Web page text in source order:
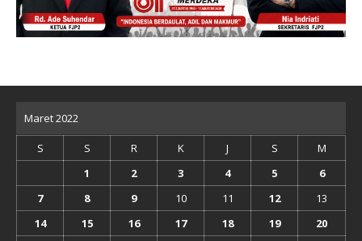
Maret 2022
S S R K J S
M
1
2 3 4 5
6
7
8 9 10 11 12
13
14
15 16 17 18 19
20